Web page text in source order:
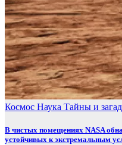
Космос Наука Тайны и
В чистых помещениях NASA
устойчивых к экстремальным